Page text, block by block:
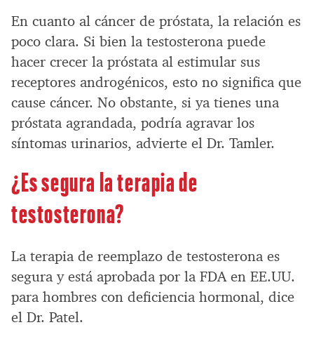
En cuanto al cáncer de próstata, la relación es
poco clara. Si bien la testosterona puede
hacer crecer la próstata al estimular sus
receptores androgénicos, esto no significa que
cause cáncer. No obstante, si ya tienes una
próstata agrandada, podría agravar los
síntomas urinarios, advierte el Dr. Tamler.
¿Es segura la terapia de
testosterona?
La terapia de reemplazo de testosterona es
segura y está aprobada por la FDA en EE.UU.
para hombres con deficiencia hormonal, dice
el Dr. Patel.